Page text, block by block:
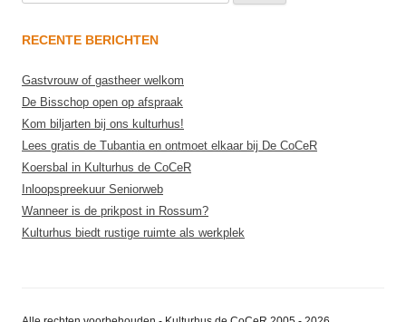
naar:
RECENTE BERICHTEN
Gastvrouw of gastheer welkom
De Bisschop open op afspraak
Kom biljarten bij ons kulturhus!
Lees gratis de Tubantia en ontmoet elkaar bij De CoCeR
Koersbal in Kulturhus de CoCeR
Inloopspreekuur Seniorweb
Wanneer is de prikpost in Rossum?
Kulturhus biedt rustige ruimte als werkplek